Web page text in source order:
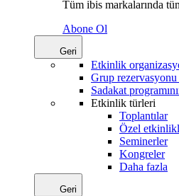
Tüm ibis markalarında
Abone Ol
Geri
Etkinlik
Grup
Sadakat
Etkinlik türleri
Toplantılar
Özel
Seminerler
Kongreler
Daha fazla
Geri